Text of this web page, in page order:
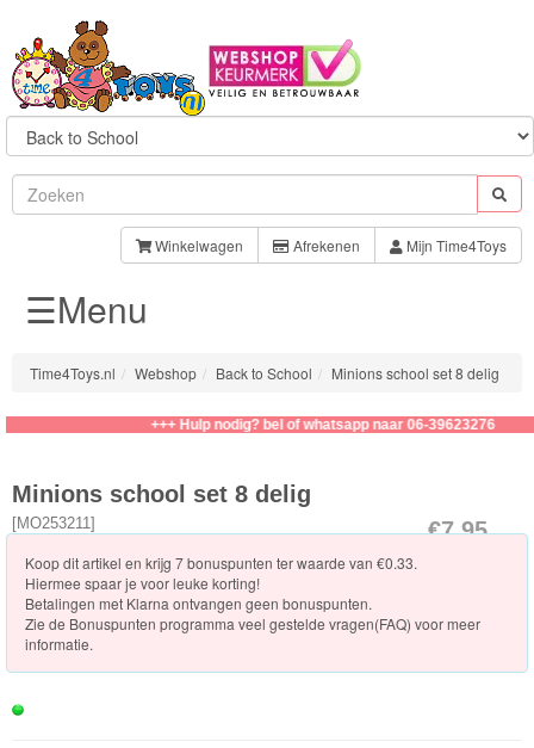
Winkelwagen Afrekenen Mijn Time4Toys
Sylvanian
Families
Aquabeads
Baby
Born
Annabell
Knuffels
Schleich
Enchantimals
☰Menu
Time4Toys.nl Webshop Back to School Minions school set 8 delig
+++ Hulp nodig? bel of whatsapp naar 06-39623276
€7.95
Minions school set 8 delig
[MO253211]
Koop dit artikel en krijg 7 bonuspunten ter waarde van €0.33.
Hiermee spaar je voor leuke korting!
Betalingen met Klarna ontvangen geen bonuspunten.
Zie de Bonuspunten programma veel gestelde vragen(FAQ) voor meer
informatie.